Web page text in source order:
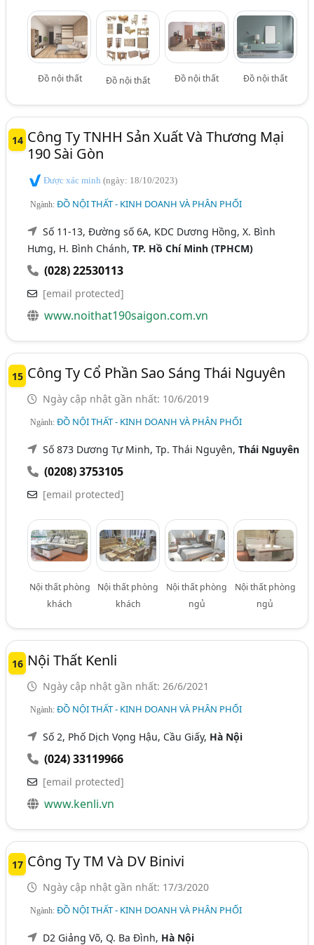
Đồ nội thất Đồ nội thất Đồ nội thất Đồ nội thất
14 Công Ty TNHH Sản Xuất Và Thương Mại
190 Sài Gòn
Được xác minh(ngày: 18/10/2023)
Ngành:ĐỒ NỘI THẤT - KINH DOANH VÀ PHÂN PHỐI
Số 11-13, Đường số 6A, KDC Dương Hồng, X. Bình
Hưng, H. Bình Chánh,TP. Hồ Chí Minh (TPHCM)
(028) 22530113
[email protected]
www.noithat190saigon.com.vn
15 Công Ty Cổ Phần Sao Sáng Thái Nguyên
Ngày cập nhật gần nhất: 10/6/2019
Ngành:ĐỒ NỘI THẤT - KINH DOANH VÀ PHÂN PHỐI
Số 873 Dương Tự Minh, Tp. Thái Nguyên,Thái Nguyên
(0208) 3753105
[email protected]
Nội thất phòng
khách
Nội thất phòng
khách
Nội thất phòng
ngủ
Nội thất phòng
ngủ
16 Nội Thất Kenli
Ngày cập nhật gần nhất: 26/6/2021
Ngành:ĐỒ NỘI THẤT - KINH DOANH VÀ PHÂN PHỐI
Số 2, Phố Dịch Vọng Hậu, Cầu Giấy, Hà Nội
(024) 33119966
[email protected]
www.kenli.vn
17 Công Ty TM Và DV Binivi
Ngày cập nhật gần nhất: 17/3/2020
Ngành:ĐỒ NỘI THẤT - KINH DOANH VÀ PHÂN PHỐI
D2 Giảng Võ, Q. Ba Đình, Hà Nội